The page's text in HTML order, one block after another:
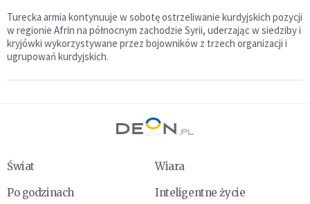
Turecka armia kontynuuje w sobotę ostrzeliwanie kurdyjskich pozycji
w regionie Afrin na północnym zachodzie Syrii, uderzając w siedziby i
kryjówki wykorzystywane przez bojowników z trzech organizacji i
ugrupowań kurdyjskich.
Świat
Wiara
Po godzinach
Inteligentne życie